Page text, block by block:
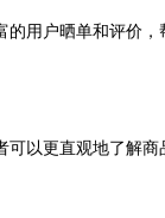
用户晒单和评价，
以更直观地了解商